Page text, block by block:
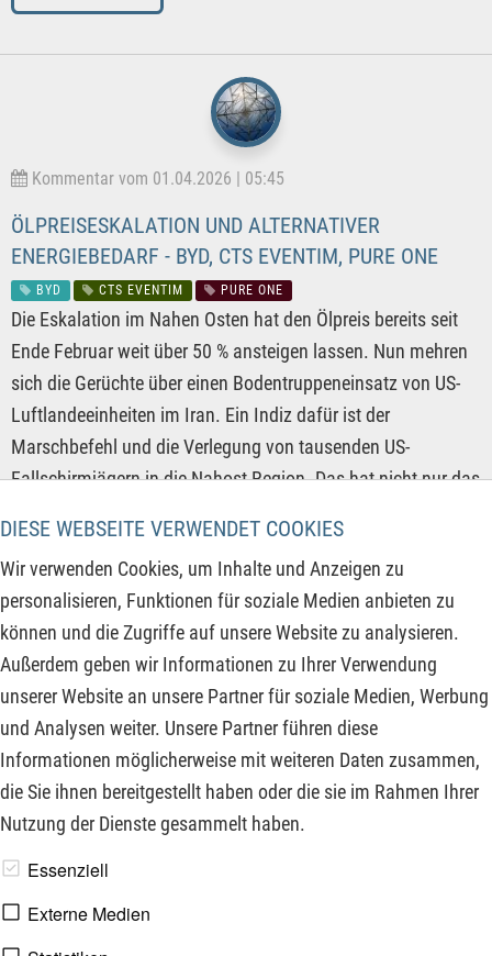
DIESE WEBSEITE VERWENDET COOKIES
Wir verwenden Cookies, um Inhalte und Anzeigen zu
personalisieren, Funktionen für soziale Medien anbieten zu
können und die Zugriffe auf unsere Website zu analysieren.
Außerdem geben wir Informationen zu Ihrer Verwendung
unserer Website an unsere Partner für soziale Medien, Werbung
und Analysen weiter. Unsere Partner führen diese
Informationen möglicherweise mit weiteren Daten zusammen,
die Sie ihnen bereitgestellt haben oder die sie im Rahmen Ihrer
Nutzung der Dienste gesammelt haben.
Essenziell
Externe Medien
Kommentar vom 01.04.2026 | 05:45
ÖLPREISESKALATION UND ALTERNATIVER
ENERGIEBEDARF - BYD, CTS EVENTIM, PURE ONE
BYD CTS EVENTIM PURE ONE
Die Eskalation im Nahen Osten hat den Ölpreis bereits seit
Ende Februar weit über 50 % ansteigen lassen. Nun mehren
sich die Gerüchte über einen Bodentruppeneinsatz von US-
Luftlandeeinheiten im Iran. Ein Indiz dafür ist der
Marschbefehl und die Verlegung von tausenden US-
Fallschirmjägern in die Nahost-Region. Das hat nicht nur das
Welt, sondern es besteht auch die Möglichkeit eines
nächsten Vietnam für die US-Armee und einer weiteren
Spaltung der US-Bevölkerung.
ZUM KOMMENTAR
‹‹ ››
www.derfinanzinvestor.de - © 2026 - Die Publikation für